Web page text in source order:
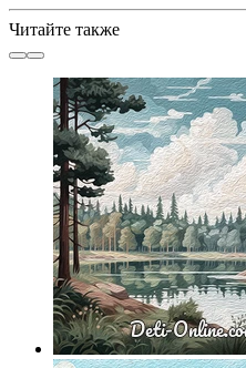
Читайте также